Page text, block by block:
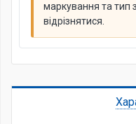
маркування та тип
відрізнятися.